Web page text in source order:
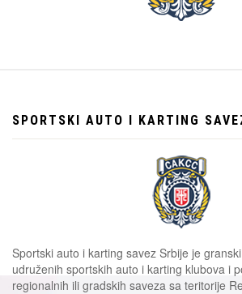
SPORTSKI AUTO I KARTING
Sportski auto i karting savez Srbije je
udruženih sportskih auto i karting klubova i
regionalnih ili gradskih saveza sa teritorije